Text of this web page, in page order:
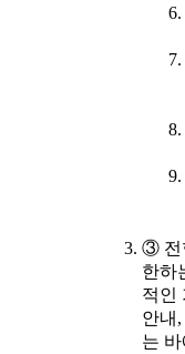
③ 전
한하
적인
안내
는